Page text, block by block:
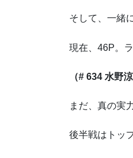
そして、一緒
現在、46P。
（# 634 水野
まだ、真の実
後半戦はトッ